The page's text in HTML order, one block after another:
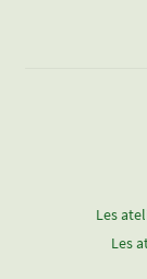
Les
Les